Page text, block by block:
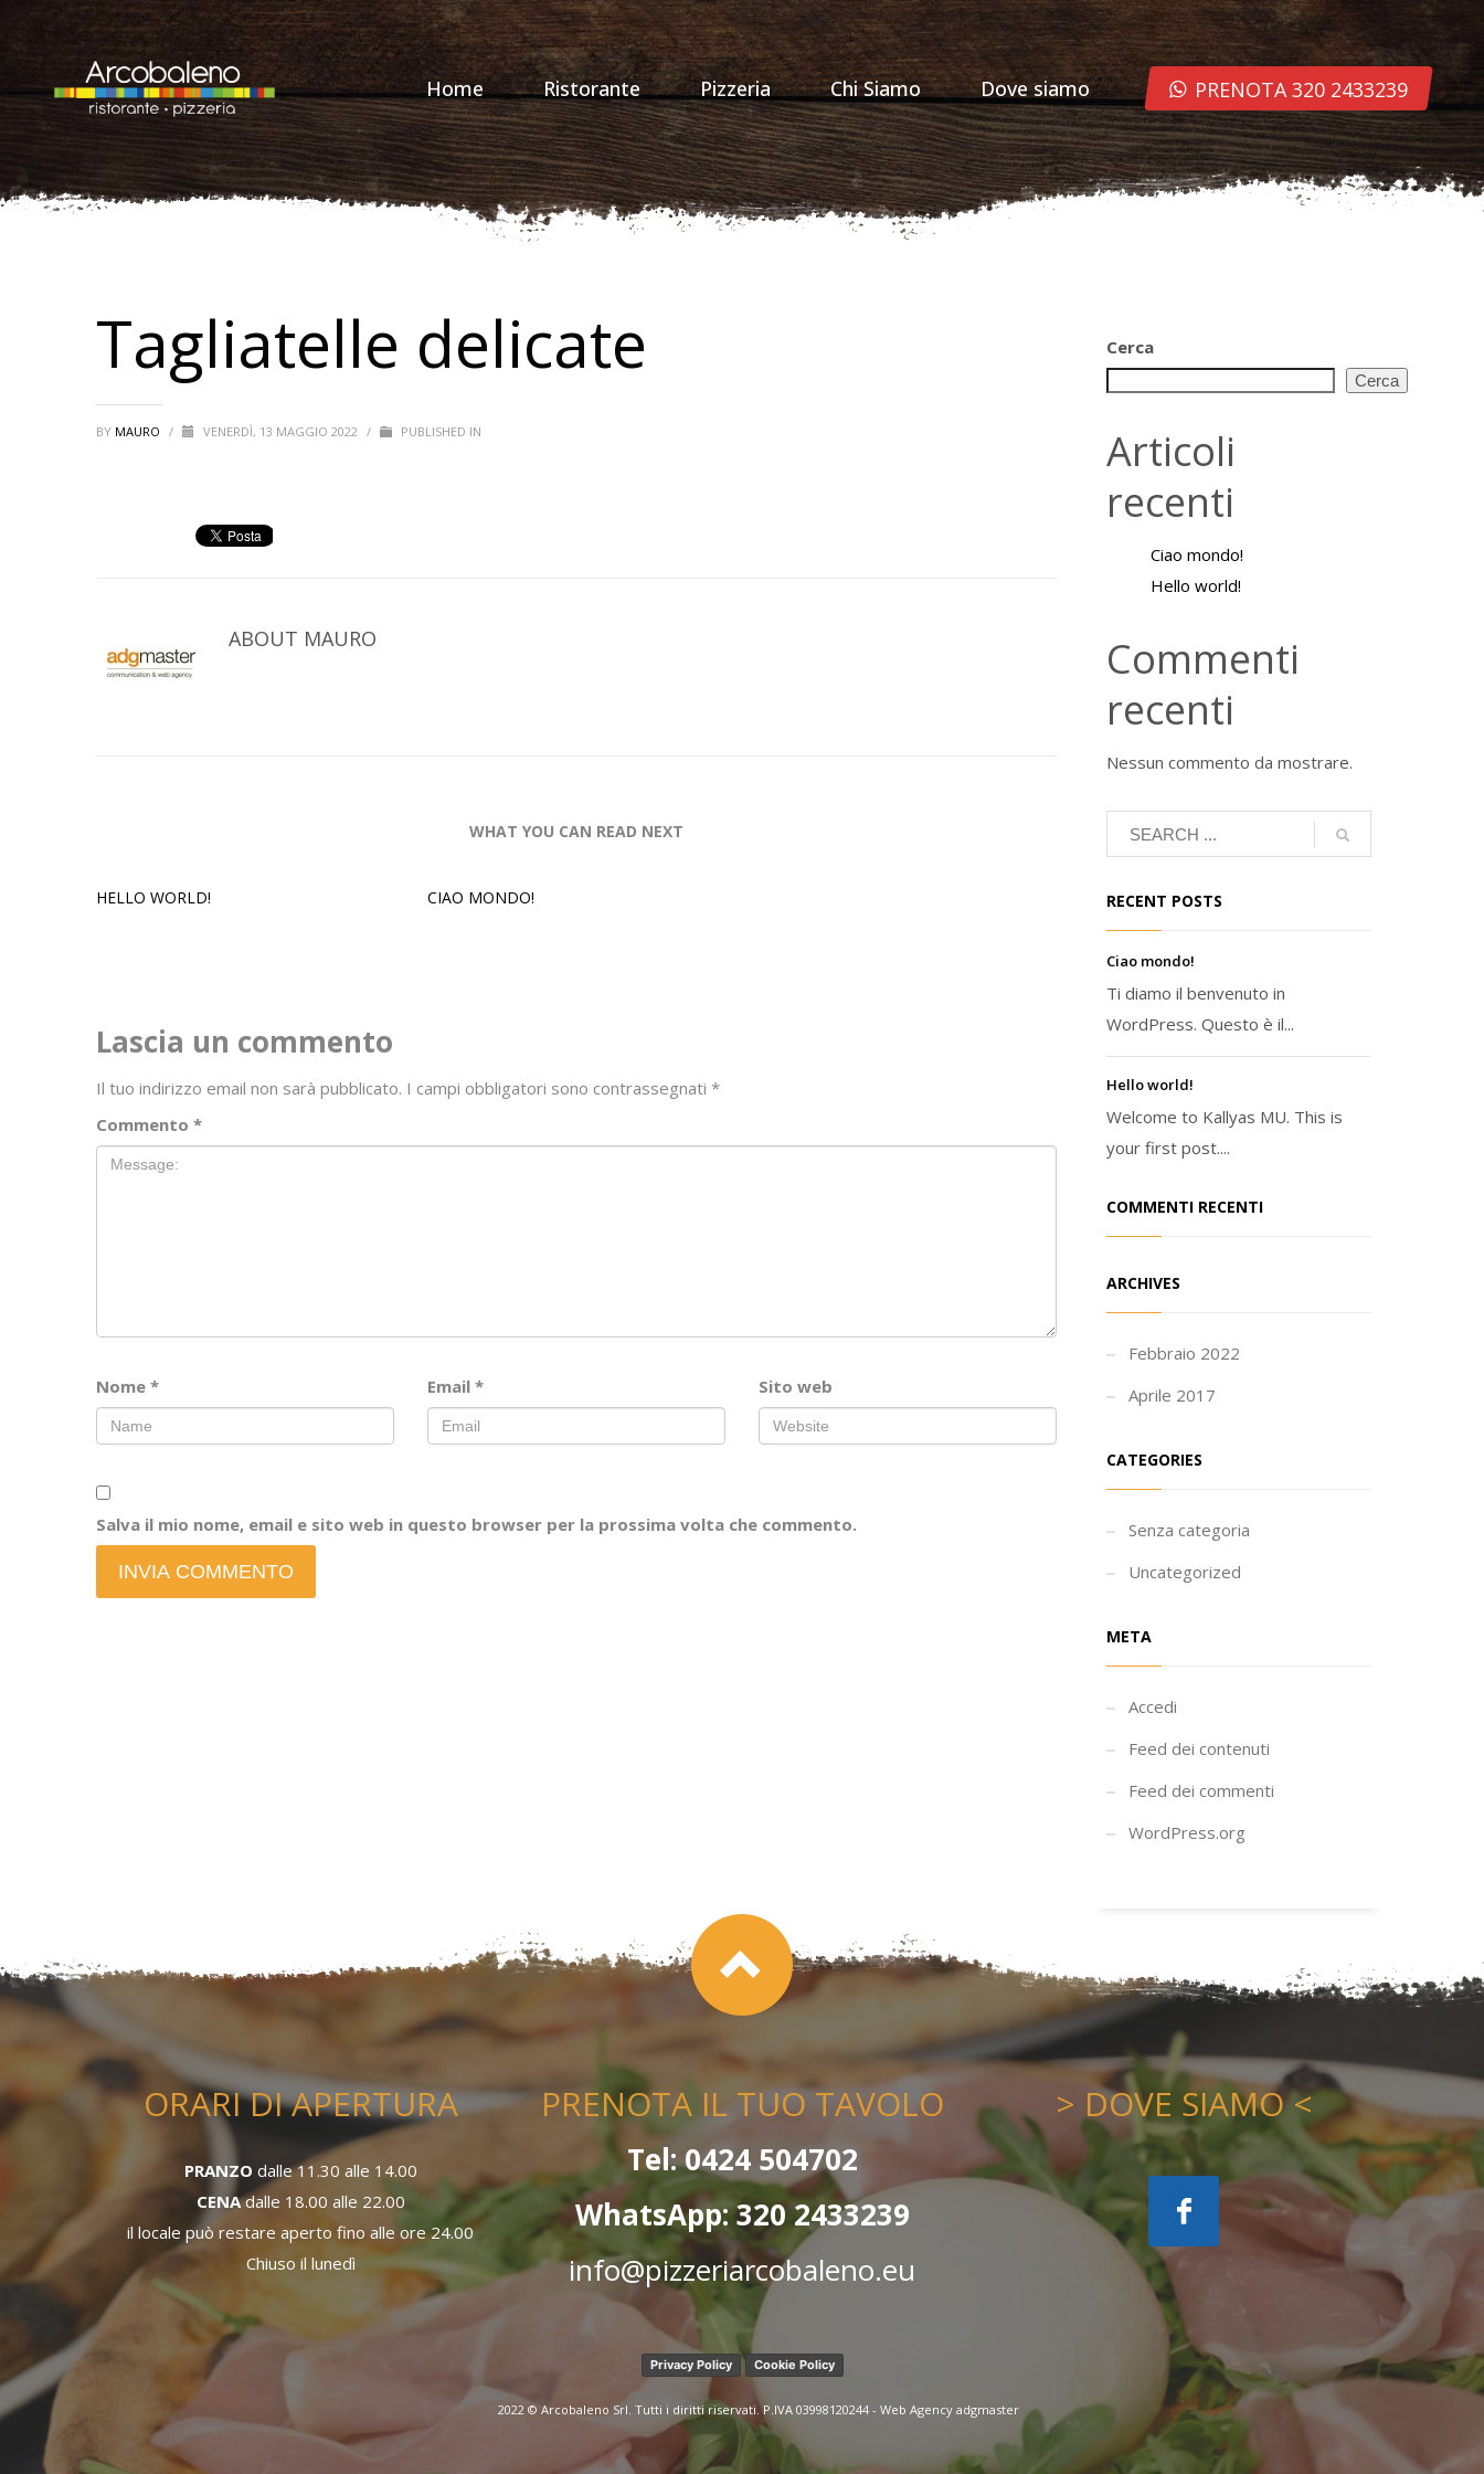
Home Ristorante Pizzeria Chi Siamo Dove siamo PRENOTA 320 2433239
Tagliatelle delicate
BY MAURO / VENERDÌ, 13 MAGGIO 2022 / PUBLISHED IN
ABOUT MAURO
WHAT YOU CAN READ NEXT
HELLO WORLD! CIAO MONDO!
Lascia un commento
Il tuo indirizzo email non sarà pubblicato. I campi obbligatori sono contrassegnati *
Commento *
Nome * Email * Sito web
Salva il mio nome, email e sito web in questo browser per la prossima volta che commento.
Cerca
Cerca
Articoli
recenti
Ciao mondo!
Hello world!
Commenti
recenti
Nessun commento da mostrare.
RECENT POSTS
Ciao mondo!
Ti diamo il benvenuto in
WordPress. Questo è il...
Hello world!
Welcome to Kallyas MU. This is
your first post....
COMMENTI RECENTI
ARCHIVES
Febbraio 2022
Aprile 2017
CATEGORIES
Senza categoria
Uncategorized
META
Accedi
Feed dei contenuti
Feed dei commenti
WordPress.org
ORARI DI APERTURA
PRANZO dalle 11.30 alle 14.00
CENAdalle 18.00 alle 22.00
il locale può restare aperto fino alle ore 24.00
Chiuso il lunedì
PRENOTA IL TUO TAVOLO
Tel: 0424 504702
WhatsApp: 320 2433239
info@pizzeriarcobaleno.eu
> DOVE SIAMO <
Privacy Policy Cookie Policy
2022 © Arcobaleno Srl. Tutti i diritti riservati. P.IVA 03998120244 - Web Agency adgmaster